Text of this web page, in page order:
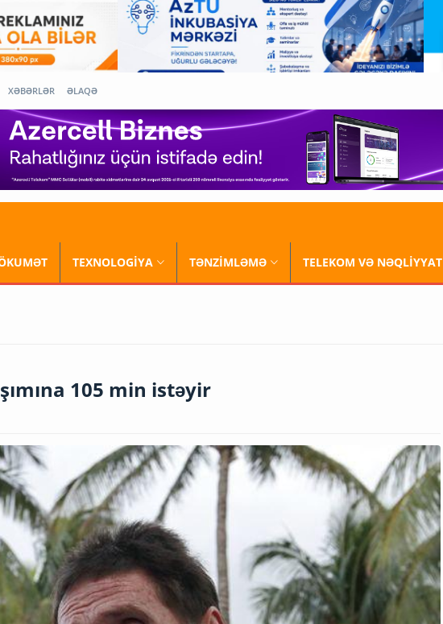
XƏBƏRLƏR ƏLAQƏ
TEXNOLOGİYA TƏNZİMLƏMƏ TELEKOM VƏ NƏQLİYYAT
105 min istəyir